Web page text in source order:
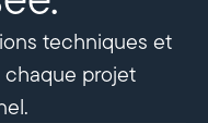
techniques et
projet